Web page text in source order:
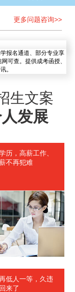
符合
符合
符合
符合
符合
符合
符合
符合
更多问题咨询>>
报名通道、部分专业享
可查。提供成考函授、
。
生文案
发展
历，高薪工作、
不再犯难
低人一等，久违
来了